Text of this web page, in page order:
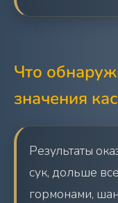
Что
значения
Результаты
сук, дольше
гормонами,